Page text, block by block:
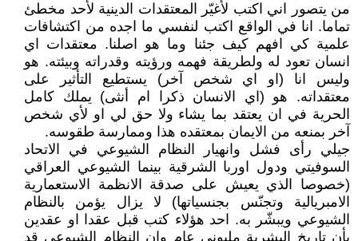
من يتصور اني اكتب لأغيّر المعتقدات الدينية لأحد مخطئ
تماما. انا في الواقع اكتب لنفسي ما اجده من اكتشافات
علمية كي افهم كيف جئنا وما هو اصلنا. معتقدات اي
انسان تعود له ولطريقة فهمه ورؤيته وقدراته وبيئته. هو
وليس انا (او اي شخص آخر) يستطيع التأثير على
معتقداته. هو (اي الانسان ذكرا ام أنثى) يملك كامل
الحرية في ان يعتقد بما يشاء ولا حق لي او لأي شخص
آخر بمنعه من الايمان بمعتقده هذا وممارسة طقوسه.
جيلي رأى فشل وانهيار النظام الشيوعي في الاتحاد
السوفيتي ودول اوربا الشرقية بينما الشيوعي العراقي
(خصوصا الذي يعيش على صدقة الانظمة الاستعمارية
الامبريالية وتجنّس بجنسياتها) لا يزال يؤمن بالنظام
الشيوعي ويبشّر به. احد هؤلاء كتب قبل عقدا او عقدين
بأن تاريخ البشرية مليوني عام وإن النظام الشيوعي قد